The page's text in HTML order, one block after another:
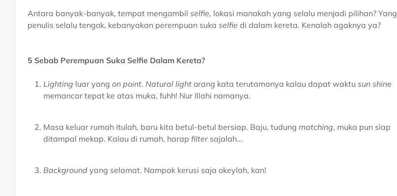
Antara banyak-banyak, tempat mengambil selfie, lokasi manakah yang selalu menjadi pilihan? Yang
penulis selalu tengok, kebanyakan perempuan suka selfie di dalam kereta. Kenalah agaknya ya?
5 Sebab Perempuan Suka Selfie Dalam Kereta?
Lighting luar yang on point. Natural light orang kata terutamanya kalau dapat waktu sun shine
memancar tepat ke atas muka, fuhh! Nur Illahi namanya.
Masa keluar rumah itulah, baru kita betul-betul bersiap. Baju, tudung matching, muka pun siap
ditampal mekap. Kalau di rumah, harap filtersajalah...
Background yang selamat. Nampak kerusi saja okeylah, kan!